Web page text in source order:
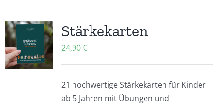
Stärkekarten
24,90€
21 hochwertige Stärkekarten für Kinder
ab 5 Jahren mit Übungen und